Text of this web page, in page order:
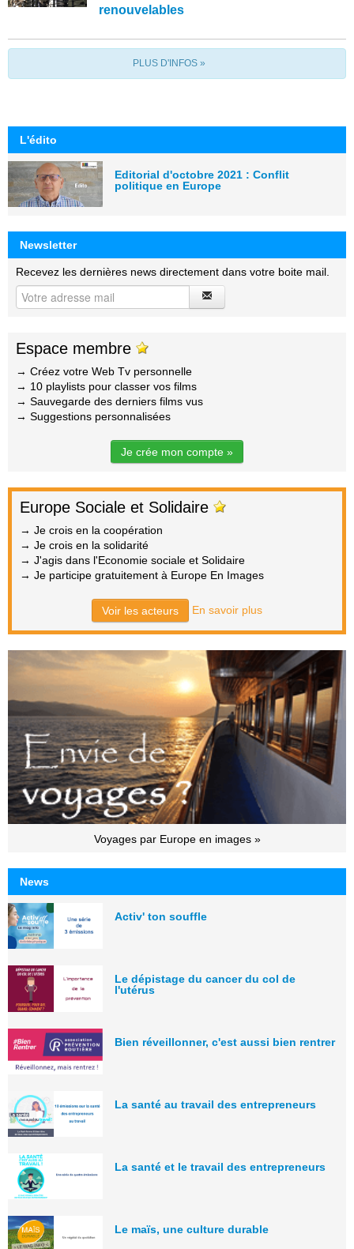
renouvelables
PLUS D'INFOS »
L'édito
Editorial d'octobre 2021 : Conflit
politique en Europe
Newsletter
Recevez les dernières news directement dans votre boite mail.
Espace membre
→ Créez votre Web Tv personnelle
→ 10 playlists pour classer vos films
→ Sauvegarde des derniers films vus
→ Suggestions personnalisées
Je crée mon compte »
Europe Sociale et Solidaire
→ Je crois en la coopération
→ Je crois en la solidarité
→ J'agis dans l'Economie sociale et Solidaire
→ Je participe gratuitement à Europe En Images
Voir les acteurs En savoir plus
Voyages par Europe en images »
News
Activ' ton souffle
Le dépistage du cancer du col de
l'utérus
Bien réveillonner, c'est aussi bien rentrer
La santé au travail des entrepreneurs
La santé et le travail des entrepreneurs
Le maïs, une culture durable